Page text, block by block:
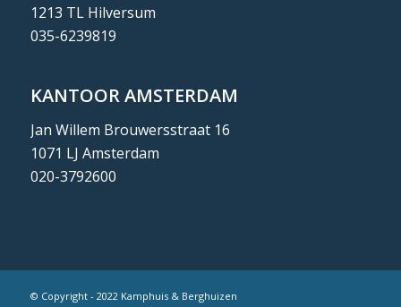
1213 TL Hilversum
035-6239819
KANTOOR AMSTERDAM
Jan Willem Brouwersstraat 16
1071 LJ Amsterdam
020-3792600
© Copyright - 2022 Kamphuis & Berghuizen